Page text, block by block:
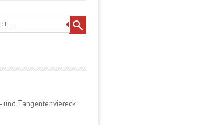
und Tangentenviereck